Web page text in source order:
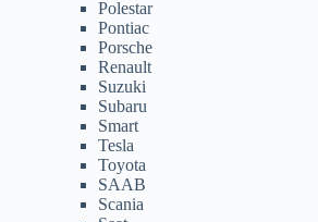
Polestar
Pontiac
Porsche
Renault
Suzuki
Subaru
Smart
Tesla
Toyota
SAAB
Scania